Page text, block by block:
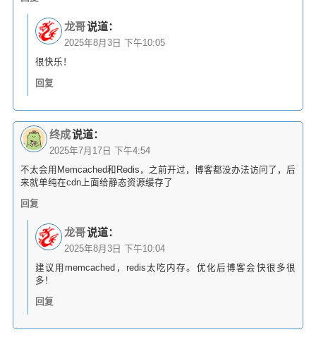
龙哥说道：
2025年8月3日 下午10:05
很快乐！
回复
终成说道：
2025年7月17日 下午4:54
不太会用Memcached和Redis，之前开过，博客都没办法访问了，后
来就单纯在cdn上面给静态资源缓存了
回复
龙哥说道：
2025年8月3日 下午10:04
建议用memcached，redis太吃内存。优化后博客会快很多很
多！
回复